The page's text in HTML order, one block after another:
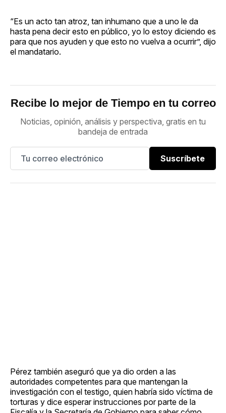
“Es un acto tan atroz, tan inhumano que a uno le da
hasta pena decir esto en público, yo lo estoy diciendo es
para que nos ayuden y que esto no vuelva a ocurrir”, dijo
el mandatario.
Recibe lo mejor de Tiempo en tu correo
Noticias, opinión, análisis y perspectiva, gratis en tu
bandeja de entrada
Suscríbete
Pérez también aseguró que ya dio orden a las
autoridades competentes para que mantengan la
investigación con el testigo, quien habría sido víctima de
torturas y dice esperar instrucciones por parte de la